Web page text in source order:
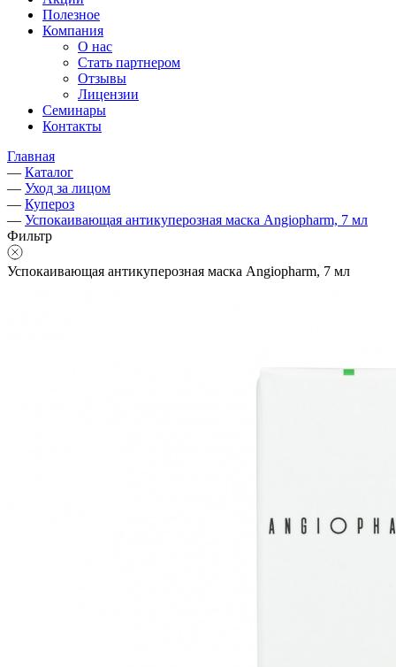
Полезное
Компания
О нас
Стать партнером
Отзывы
Лицензии
Семинары
Контакты
Главная
— Каталог
— Уход за лицом
— Купероз
— Успокаивающая антикуперозная маска Angiopharm, 7 мл
Фильтр
Успокаивающая антикуперозная маска Angiopharm, 7 мл